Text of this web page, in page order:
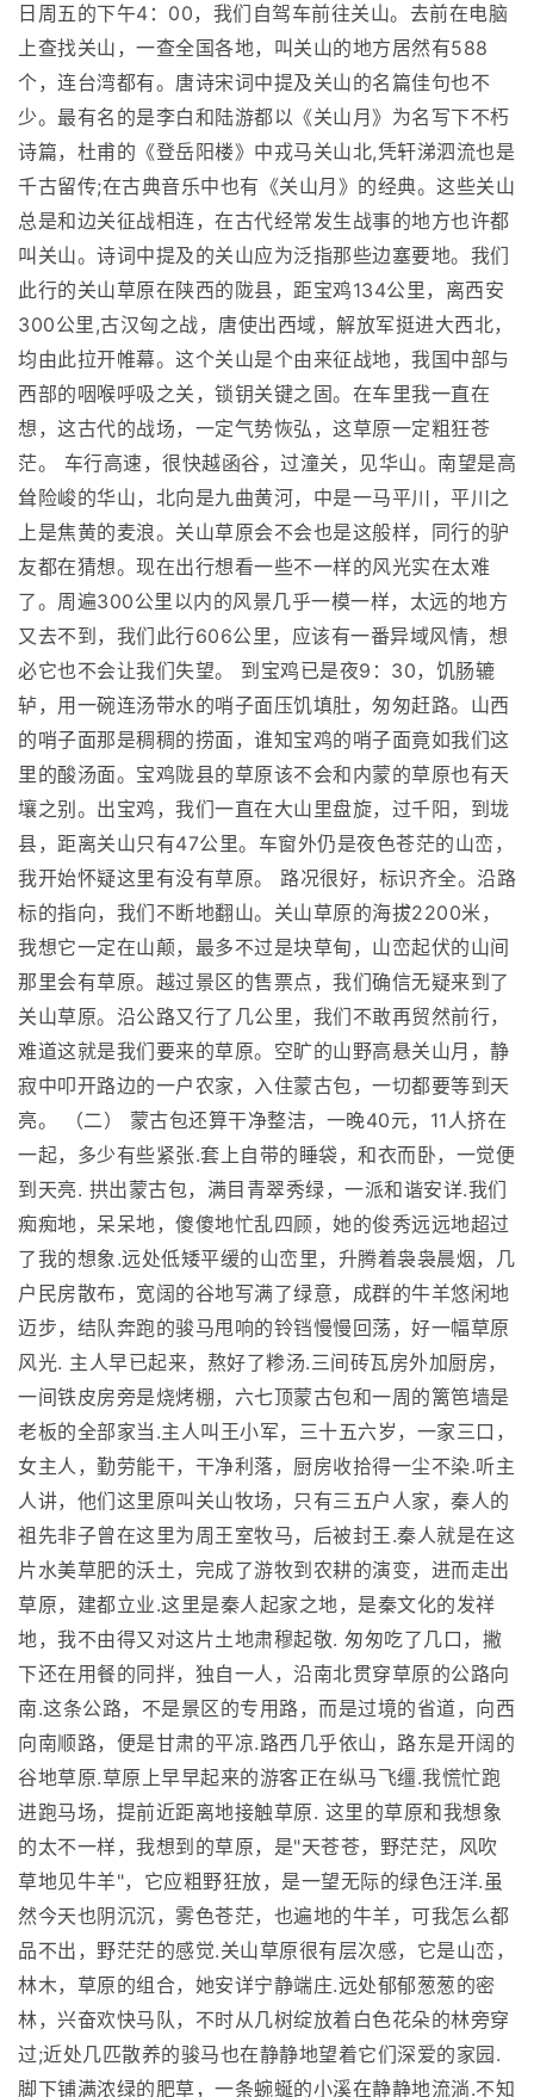
日周五的下午4：00，我们自驾车前往关山。去前在电脑
上查找关山，一查全国各地，叫关山的地方居然有588
个，连台湾都有。唐诗宋词中提及关山的名篇佳句也不
少。最有名的是李白和陆游都以《关山月》为名写下不朽
诗篇，杜甫的《登岳阳楼》中戎马关山北,凭轩涕泗流也是
千古留传;在古典音乐中也有《关山月》的经典。这些关山
总是和边关征战相连，在古代经常发生战事的地方也许都
叫关山。诗词中提及的关山应为泛指那些边塞要地。我们
此行的关山草原在陕西的陇县，距宝鸡134公里，离西安
300公里,古汉匈之战，唐使出西域，解放军挺进大西北，
均由此拉开帷幕。这个关山是个由来征战地，我国中部与
西部的咽喉呼吸之关，锁钥关键之固。在车里我一直在
想，这古代的战场，一定气势恢弘，这草原一定粗狂苍
茫。 车行高速，很快越函谷，过潼关，见华山。南望是高
耸险峻的华山，北向是九曲黄河，中是一马平川，平川之
上是焦黄的麦浪。关山草原会不会也是这般样，同行的驴
友都在猜想。现在出行想看一些不一样的风光实在太难
了。周遍300公里以内的风景几乎一模一样，太远的地方
又去不到，我们此行606公里，应该有一番异域风情，想
必它也不会让我们失望。 到宝鸡已是夜9：30，饥肠辘
轳，用一碗连汤带水的哨子面压饥填肚，匆匆赶路。山西
的哨子面那是稠稠的捞面，谁知宝鸡的哨子面竟如我们这
里的酸汤面。宝鸡陇县的草原该不会和内蒙的草原也有天
壤之别。出宝鸡，我们一直在大山里盘旋，过千阳，到垅
县，距离关山只有47公里。车窗外仍是夜色苍茫的山峦，
我开始怀疑这里有没有草原。 路况很好，标识齐全。沿路
标的指向，我们不断地翻山。关山草原的海拔2200米，
我想它一定在山颠，最多不过是块草甸，山峦起伏的山间
那里会有草原。越过景区的售票点，我们确信无疑来到了
关山草原。沿公路又行了几公里，我们不敢再贸然前行，
难道这就是我们要来的草原。空旷的山野高悬关山月，静
寂中叩开路边的一户农家，入住蒙古包，一切都要等到天
亮。 （二） 蒙古包还算干净整洁，一晚40元，11人挤在
一起，多少有些紧张.套上自带的睡袋，和衣而卧，一觉便
到天亮. 拱出蒙古包，满目青翠秀绿，一派和谐安详.我们
痴痴地，呆呆地，傻傻地忙乱四顾，她的俊秀远远地超过
了我的想象.远处低矮平缓的山峦里，升腾着袅袅晨烟，几
户民房散布，宽阔的谷地写满了绿意，成群的牛羊悠闲地
迈步，结队奔跑的骏马甩响的铃铛慢慢回荡，好一幅草原
风光. 主人早已起来，熬好了糁汤.三间砖瓦房外加厨房，
一间铁皮房旁是烧烤棚，六七顶蒙古包和一周的篱笆墙是
老板的全部家当.主人叫王小军，三十五六岁，一家三口，
女主人，勤劳能干，干净利落，厨房收拾得一尘不染.听主
人讲，他们这里原叫关山牧场，只有三五户人家，秦人的
祖先非子曾在这里为周王室牧马，后被封王.秦人就是在这
片水美草肥的沃土，完成了游牧到农耕的演变，进而走出
草原，建都立业.这里是秦人起家之地，是秦文化的发祥
地，我不由得又对这片土地肃穆起敬. 匆匆吃了几口，撇
下还在用餐的同拌，独自一人，沿南北贯穿草原的公路向
南.这条公路，不是景区的专用路，而是过境的省道，向西
向南顺路，便是甘肃的平凉.路西几乎依山，路东是开阔的
谷地草原.草原上早早起来的游客正在纵马飞缰.我慌忙跑
进跑马场，提前近距离地接触草原. 这里的草原和我想象
的太不一样，我想到的草原，是"天苍苍，野茫茫，风吹
草地见牛羊"，它应粗野狂放，是一望无际的绿色汪洋.虽
然今天也阴沉沉，雾色苍茫，也遍地的牛羊，可我怎么都
品不出，野茫茫的感觉.关山草原很有层次感，它是山峦，
林木，草原的组合，她安详宁静端庄.远处郁郁葱葱的密
林，兴奋欢快马队，不时从几树绽放着白色花朵的林旁穿
过;近处几匹散养的骏马也在静静地望着它们深爱的家园.
脚下铺满浓绿的肥草，一条蜿蜒的小溪在静静地流淌.不知